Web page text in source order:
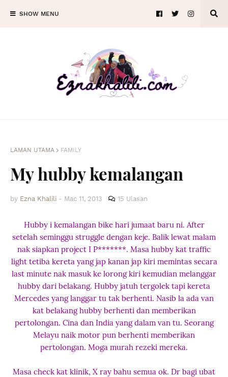
SHOW MENU
LAMAN UTAMA FAMILY
My hubby kemalangan
by Ezna Khalili - Mac 11, 2013 15 Ulasan
Hubby i kemalangan bike hari jumaat baru ni. After
setelah seminggu struggle dengan keje. Balik lewat malam
nak siapkan project I P*******. Masa hubby kat traffic
light tetiba kereta yang jap kanan jap kiri memintas secara
last minute nak masuk ke lorong kiri kemudian melanggar
hubby dari belakang. Hubby jatuh tergolek tapi kereta
Mercedes yang langgar tu tak berhenti. Nasib la ada van
kat belakang hubby berhenti dan memberikan
pertolongan. Cina dan India yang dalam van tu. Seorang
Melayu naik motor pun berhenti memberikan
pertolongan. Moga murah rezeki mereka.
Masa check kat klinik, X ray bahu semua ok. Dr bagi ubat